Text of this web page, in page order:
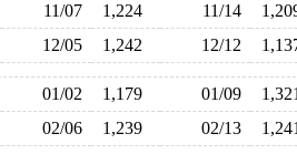
11/07 1,224 11/14
12/05 1,242 12/12
01/02 1,179 01/09
02/06 1,239 02/13